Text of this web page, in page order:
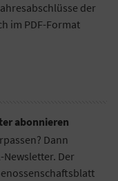
der
im PDF-Format
abonnieren
Dann
Der